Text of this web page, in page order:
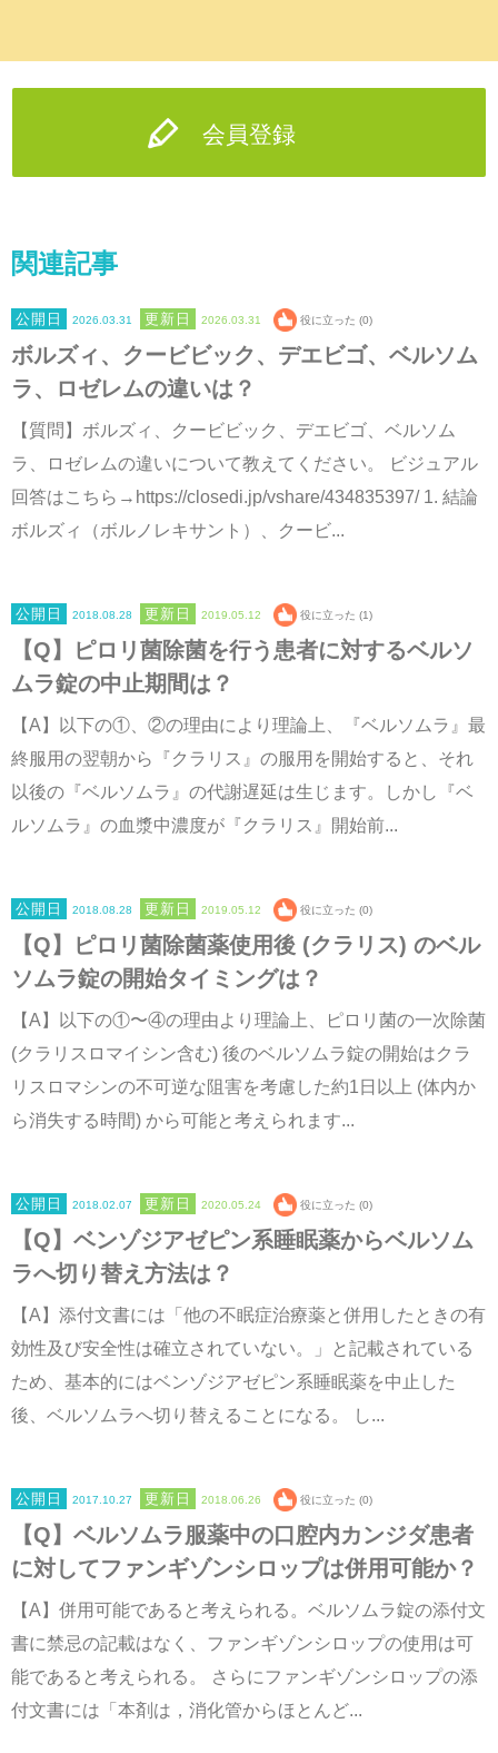
会員登録
関連記事
2026.03.31 2026.03.31 役に立った (0)
ボルズィ、クービビック、デエビゴ、ベルソム
ラ、ロゼレムの違いは？
【質問】ボルズィ、クービビック、デエビゴ、ベルソム
ラ、ロゼレムの違いについて教えてください。 ビジュアル
回答はこちら→https://closedi.jp/vshare/434835397/ 1. 結論
ボルズィ（ボルノレキサント）、クービ...
2018.08.28 2019.05.12 役に立った (1)
【Q】ピロリ菌除菌を行う患者に対するベルソ
ムラ錠の中止期間は？
【A】以下の①、②の理由により理論上、『ベルソムラ』最
終服用の翌朝から『クラリス』の服用を開始すると、それ
以後の『ベルソムラ』の代謝遅延は生じます。しかし『ベ
ルソムラ』の血漿中濃度が『クラリス』開始前...
2018.08.28 2019.05.12 役に立った (0)
【Q】ピロリ菌除菌薬使用後 (クラリス) のベル
ソムラ錠の開始タイミングは？
【A】以下の①〜④の理由より理論上、ピロリ菌の一次除菌
(クラリスロマイシン含む) 後のベルソムラ錠の開始はクラ
リスロマシンの不可逆な阻害を考慮した約1日以上 (体内か
ら消失する時間) から可能と考えられます...
2018.02.07 2020.05.24 役に立った (0)
【Q】ベンゾジアゼピン系睡眠薬からベルソム
ラへ切り替え方法は？
【A】添付文書には「他の不眠症治療薬と併用したときの有
効性及び安全性は確立されていない。」と記載されている
ため、基本的にはベンゾジアゼピン系睡眠薬を中止した
後、ベルソムラへ切り替えることになる。 し...
2017.10.27 2018.06.26 役に立った (0)
【Q】ベルソムラ服薬中の口腔内カンジダ患者
に対してファンギゾンシロップは併用可能か？
【A】併用可能であると考えられる。ベルソムラ錠の添付文
書に禁忌の記載はなく、ファンギゾンシロップの使用は可
能であると考えられる。 さらにファンギゾンシロップの添
付文書には「本剤は，消化管からほとんど...